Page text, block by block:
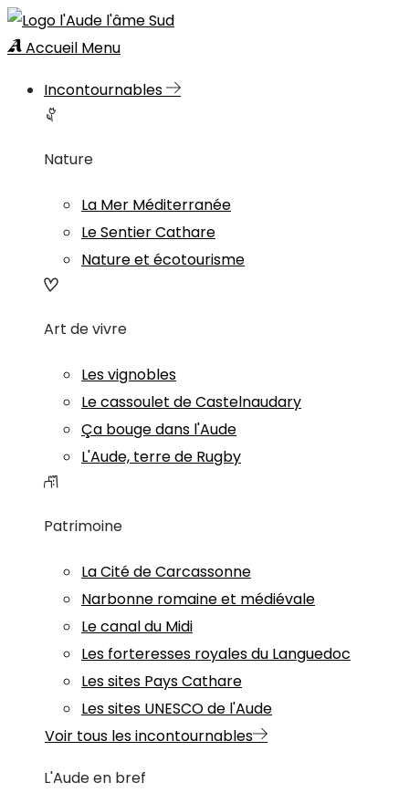
Accueil Menu
Incontournables
Nature
La Mer Méditerranée
Le Sentier Cathare
Nature et écotourisme
Art de vivre
Les vignobles
Le cassoulet de Castelnaudary
Ça bouge dans l'Aude
L'Aude, terre de Rugby
Patrimoine
La Cité de Carcassonne
Narbonne romaine et médiévale
Le canal du Midi
Les forteresses royales du Languedoc
Les sites Pays Cathare
Les sites UNESCO de l'Aude
Voir tous les incontournables
L'Aude en bref